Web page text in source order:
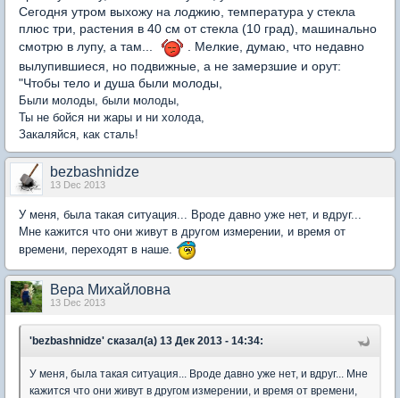
Сегодня утром выхожу на лоджию, температура у стекла
плюс три, растения в 40 см от стекла (10 град), машинально
смотрю в лупу, а там...
. Мелкие, думаю, что недавно
вылупившиеся, но подвижные, а не замерзшие и орут:
"Чтобы тело и душа были молоды,
Были молоды, были молоды,
Ты не бойся ни жары и ни холода,
Закаляйся, как сталь!
bezbashnidze
13 Dec 2013
У меня, была такая ситуация... Вроде давно уже нет, и вдруг...
Мне кажится что они живут в другом измерении, и время от
времени, переходят в наше.
Вера Михайловна
13 Dec 2013
'bezbashnidze' сказал(а) 13 Дек 2013 - 14:34:
У меня, была такая ситуация... Вроде давно уже нет, и вдруг... Мне
кажится что они живут в другом измерении, и время от времени,